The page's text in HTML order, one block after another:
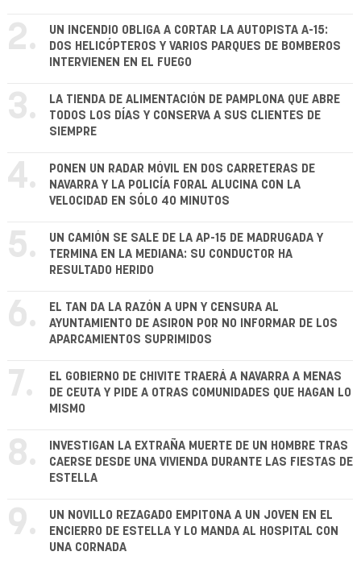
2.
UN INCENDIO OBLIGA A CORTAR LA AUTOPISTA A-15:
DOS HELICÓPTEROS Y VARIOS PARQUES DE BOMBEROS
INTERVIENEN EN EL FUEGO
3.
LA TIENDA DE ALIMENTACIÓN DE PAMPLONA QUE ABRE
TODOS LOS DÍAS Y CONSERVA A SUS CLIENTES DE
SIEMPRE
4.
PONEN UN RADAR MÓVIL EN DOS CARRETERAS DE
NAVARRA Y LA POLICÍA FORAL ALUCINA CON LA
VELOCIDAD EN SÓLO 40 MINUTOS
5.
UN CAMIÓN SE SALE DE LA AP-15 DE MADRUGADA Y
TERMINA EN LA MEDIANA: SU CONDUCTOR HA
RESULTADO HERIDO
6.
EL TAN DA LA RAZÓN A UPN Y CENSURA AL
AYUNTAMIENTO DE ASIRON POR NO INFORMAR DE LOS
APARCAMIENTOS SUPRIMIDOS
7.
EL GOBIERNO DE CHIVITE TRAERÁ A NAVARRA A MENAS
DE CEUTA Y PIDE A OTRAS COMUNIDADES QUE HAGAN LO
MISMO
8.
INVESTIGAN LA EXTRAÑA MUERTE DE UN HOMBRE TRAS
CAERSE DESDE UNA VIVIENDA DURANTE LAS FIESTAS DE
ESTELLA
9.
UN NOVILLO REZAGADO EMPITONA A UN JOVEN EN EL
ENCIERRO DE ESTELLA Y LO MANDA AL HOSPITAL CON
UNA CORNADA